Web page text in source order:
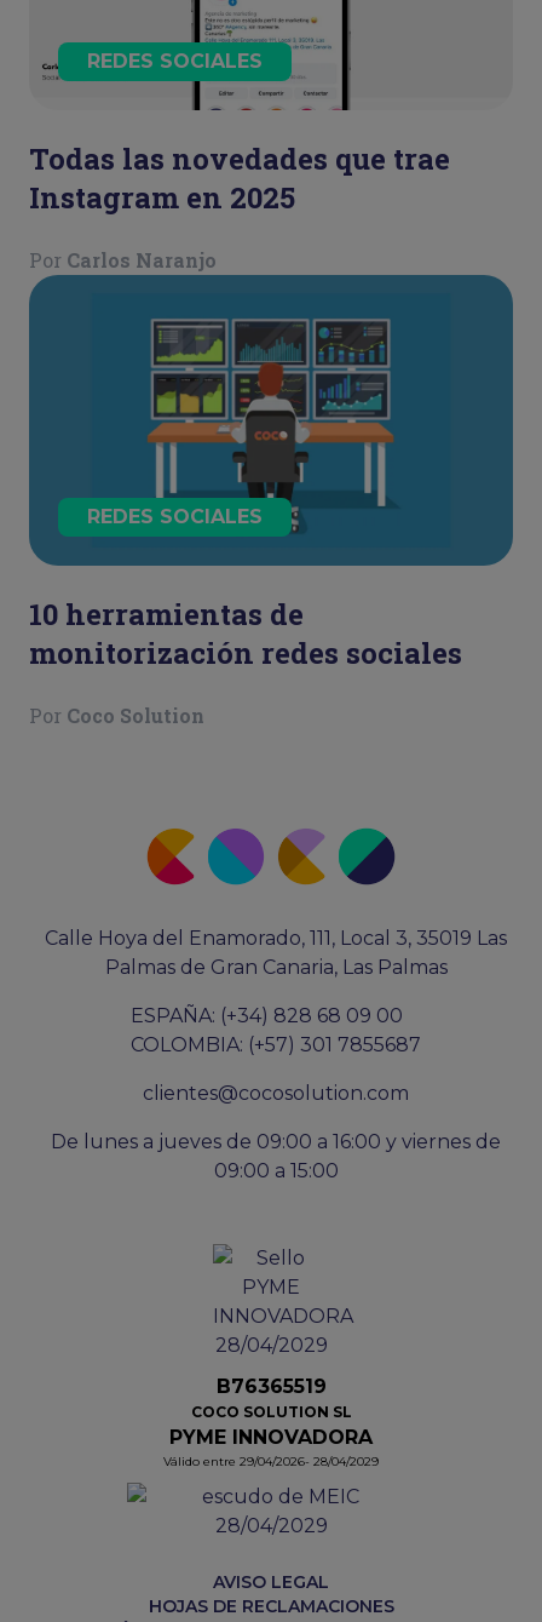
REDES SOCIALES
Todas las novedades que trae
Instagram en 2025
Por Carlos Naranjo
REDES SOCIALES
10 herramientas de
monitorización redes sociales
Por Coco Solution
Calle Hoya del Enamorado, 111, Local 3, 35019 Las
Palmas de Gran Canaria, Las Palmas
ESPAÑA: (+34) 828 68 09 00
COLOMBIA: (+57) 301 7855687
clientes@cocosolution.com
De lunes a jueves de 09:00 a 16:00 y viernes de
09:00 a 15:00
B76365519
COCO SOLUTION SL
PYME INNOVADORA
Válido entre 29/04/2026- 28/04/2029
AVISO LEGAL
HOJAS DE RECLAMACIONES